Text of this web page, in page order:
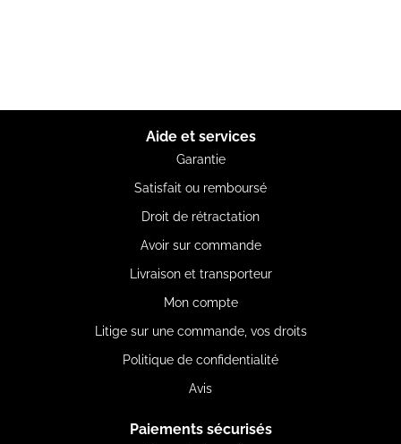
Aide et services
Garantie
Satisfait ou remboursé
Droit de rétractation
Avoir sur commande
Livraison et transporteur
Mon compte
Litige sur une commande, vos droits
Politique de confidentialité
Avis
Paiements sécurisés